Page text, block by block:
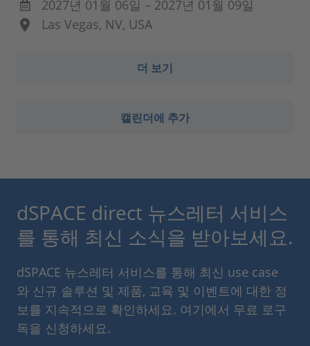
2027년 01월 06일 – 2027년 01월 09일
Las Vegas, NV, USA
더 보기
캘린더에 추가
dSPACE direct 뉴스레터 서비스
를 통해 최신 소식을 받아보세요.
dSPACE 뉴스레터 서비스를 통해 최신 use case
와 신규 솔루션 및 제품, 교육 및 이벤트에 대한 정
보를 지속적으로 확인하세요. 여기에서 무료 로구
독을 신청하세요.